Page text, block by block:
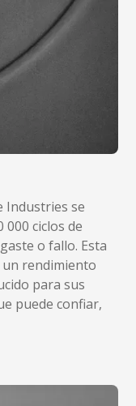
Industries se
ciclos de
o fallo. Esta
rendimiento
para sus
puede confiar,